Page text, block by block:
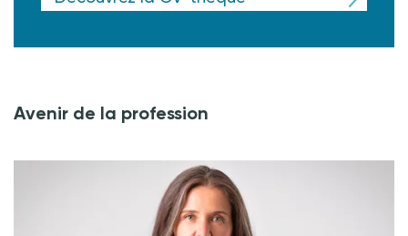
Avenir de la profession